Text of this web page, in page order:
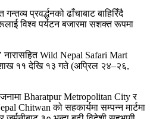
प्रवर्द्धनको ढाँचाबाट बाहिरिँदै
विश्व पर्यटन बजारमा सशक्त रूपमा
नारासहित Wild Nepal Safari Mart
११ देखि १३ गते (अप्रिल २४–२६,
Bharatpur Metropolitan City र
Chitwan को सहकार्यमा सम्पन्न मार्टमा